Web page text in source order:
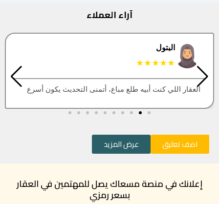
آراء العملاء
البتول
★★★★★
العقار اللي كنت أبيه طلع مباع، أتمنى التحديث يكون أسرع
اضف تعليق عرض المزيد
إعلانك في منصة مسعاك يصل للمهتمين في العقار
بسعر رمزي